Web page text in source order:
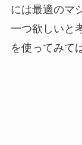
には最適のマ
一つ欲しいと
を使ってみて